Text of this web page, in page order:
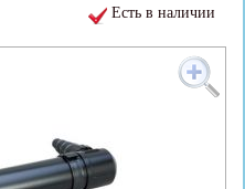
Есть в наличии